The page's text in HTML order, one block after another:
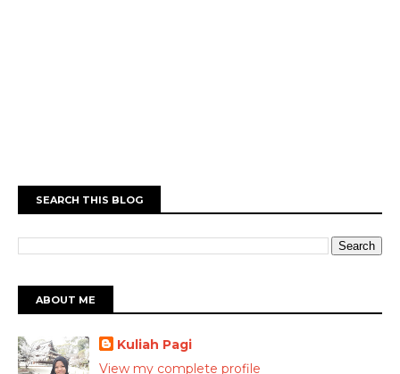
SEARCH THIS BLOG
ABOUT ME
Kuliah Pagi
View my complete profile